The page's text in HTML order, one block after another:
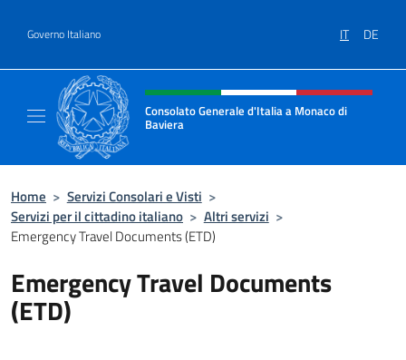
Governo Italiano IT DE
Intestazione sito, social e menù
Consolato Generale d'Italia a Monaco di
Baviera
Home > Servizi Consolari e Visti >
Servizi per il cittadino italiano > Altri servizi >
Emergency Travel Documents (ETD)
Emergency Travel Documents
(ETD)